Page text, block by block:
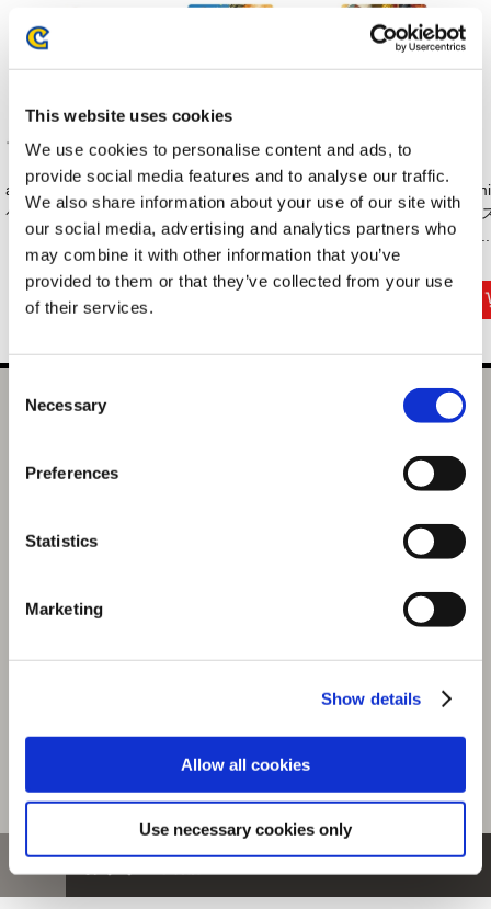
This website uses cookies
We use cookies to personalise content and ads, to
provide social media features and to analyse our traffic.
We also share information about your use of our site with
our social media, advertising and analytics partners who
may combine it with other information that you’ve
provided to them or that they’ve collected from your use
of their services.
Selection
Necessary
Preferences
Statistics
Marketing
Show details
Allow all cookies
Use necessary cookies only
amiibo レオン・S・
ケネディ 【バイオ...
3,080円(税込)
リートファイター
6...
2,970円(税込)
amiibo ジェイミー
【ストリートファ
イ...
2,970円
イ
amiibo グレース・アッシュクロフト 【バイオハザード レ
商品を選びなおす
3,080円(税込)
154ポイント付与
おすすめ商品